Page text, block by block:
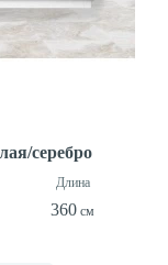
серебро
360